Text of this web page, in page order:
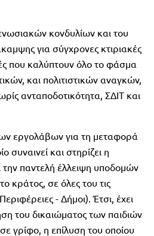
κονδυλίων και του
για σύγχρονες κτιριακές
που καλύπτουν όλο το φάσμα
και πολιτιστικών αναγκών,
ανταποδοτικότητα, ΣΔΙΤ και
εργολάβων για τη μεταφορά
και στηρίζει η
παντελή έλλειψη υποδομών
κράτος, σε όλες του τις
- Δήμοι). Έτσι, έχει
του δικαιώματος των παιδιών
γρίφο, η επίλυση του οποίου